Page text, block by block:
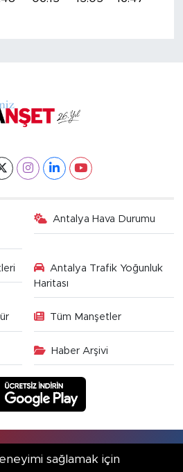
Antalya Hava Durumu
Antalya Trafik Yoğunluk
Haritası
Tüm Manşetler
Haber Arşivi
sağlamak için